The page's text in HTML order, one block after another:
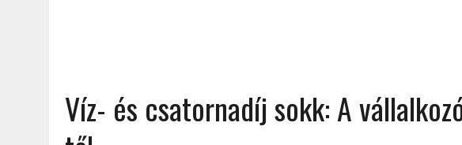
Víz- és csatornadíj sokk: A